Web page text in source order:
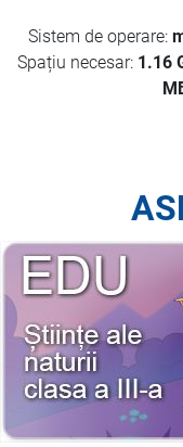
Sistem de operare:
Spațiu necesar: 1.16